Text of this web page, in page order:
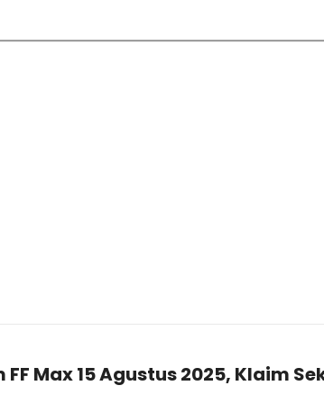
FF Max 15 Agustus 2025, Klaim